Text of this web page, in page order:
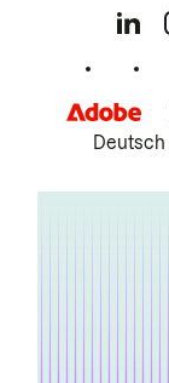
Deutsch